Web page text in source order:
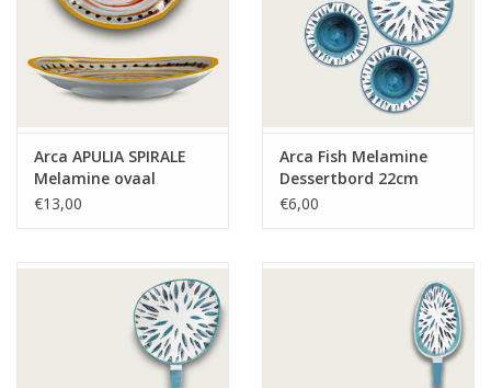
Arca APULIA SPIRALE
Melamine ovaal
bord/schaal
€13,00
Arca Fish Melamine
Dessertbord 22cm
€6,00